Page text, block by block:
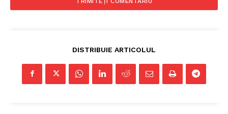
DISTRIBUIE ARTICOLUL